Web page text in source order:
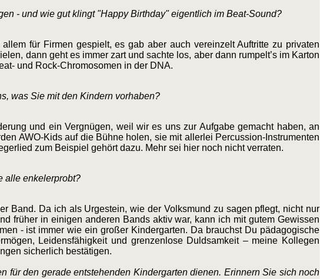
- und wie gut klingt "Happy Birthday" eigentlich im Beat-Sound?
für Firmen gespielt, es gab aber auch vereinzelt Auftritte zu privaten
dann geht es immer zart und sachte los, aber dann rumpelt’s im Karton
und Rock-Chromosomen in der DNA.
was Sie mit den Kindern vorhaben?
und ein Vergnügen, weil wir es uns zur Aufgabe gemacht haben, an
AWO-Kids auf die Bühne holen, sie mit allerlei Percussion-Instrumenten
zum Beispiel gehört dazu. Mehr sei hier noch nicht verraten.
alle enkelerprobt?
Band. Da ich als Urgestein, wie der Volksmund zu sagen pflegt, nicht nur
früher in einigen anderen Bands aktiv war, kann ich mit gutem Gewissen
- ist immer wie ein großer Kindergarten. Da brauchst Du pädagogische
Leidensfähigkeit und grenzenlose Duldsamkeit – meine Kollegen
sicherlich bestätigen.
für den gerade entstehenden Kindergarten dienen. Erinnern Sie sich noch